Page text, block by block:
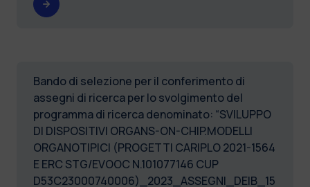
Bando di selezione per il conferimento di
assegni di ricerca per lo svolgimento del
programma di ricerca denominato: “SVILUPPO
DI DISPOSITIVI ORGANS-ON-CHIP.MODELLI
ORGANOTIPICI (PROGETTI CARIPLO 2021-1564
E ERC STG/EVOOC N.101077146 CUP
D53C23000740006)_2023_ASSEGNI_DEIB_15